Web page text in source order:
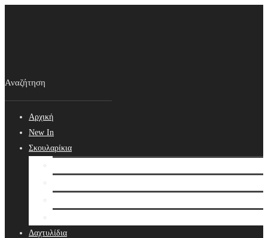
Αρχική
New In
Σκουλαρίκια
Δαχτυλίδια